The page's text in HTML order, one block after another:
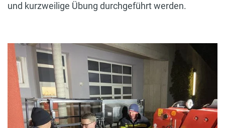
und kurzweilige Übung durchgeführt werden.